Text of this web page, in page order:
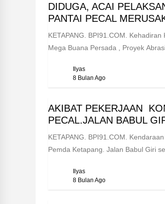
DIDUGA, ACAI
PANTAI PECAL
KETAPANG. BPI91.COM.
Mega Buana Persada , Proyek
Ilyas
8 Bulan Ago
AKIBAT PEKERJAAN
PECAL.JALAN BABUL
KETAPANG. BPI91.COM.
Pemda Ketapang. Jalan Babul Giri
Ilyas
8 Bulan Ago